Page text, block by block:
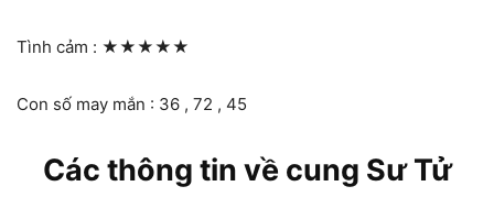
Tình cảm : ★★★★★
Con số may mắn : 36 , 72 , 45
Các thông tin về cung Sư Tử